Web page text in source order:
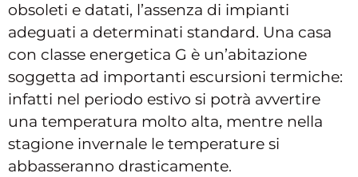
obsoleti e datati, l’assenza di impianti
adeguati a determinati standard. Una casa
con classe energetica G è un’abitazione
soggetta ad importanti escursioni termiche:
infatti nel periodo estivo si potrà avvertire
una temperatura molto alta, mentre nella
stagione invernale le temperature si
abbasseranno drasticamente.